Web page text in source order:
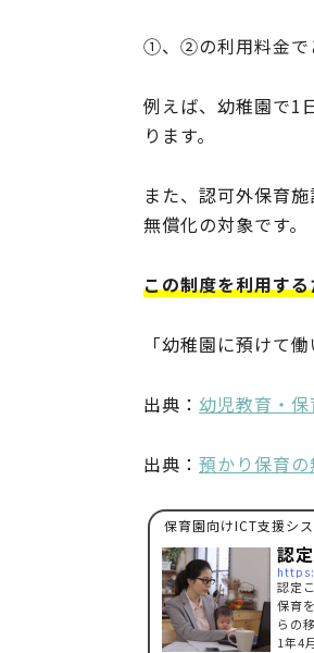
①、②の利用料金で
例えば、幼稚園で1
ります。
また、認可外保育
無償化の対象です。
この制度を利用す
「幼稚園に預けて
出典： 幼児教育・
出典： 預かり保育
保育園向けICT支援シ
認
認定
保育
らの
1年4